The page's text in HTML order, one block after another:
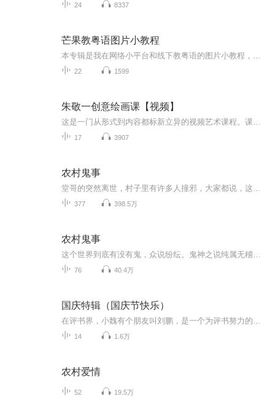
24 8337
芒果教粤语图片小教程
22 1599
朱敬一创意绘画课【视频】
17 3907
农村鬼事
377 398.5万
农村鬼事
76 40.4万
国庆特辑（国庆节快乐）
14 1.6万
农村爱情
52 19.5万